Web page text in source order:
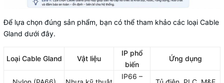
Để lựa chọn đúng sản phẩm, bạn có thể tham khảo các loại Cable
Gland dưới đây.
Loại Cable Gland Vật liệu
IP phổ
biến
Ứng dụng
IP66 –